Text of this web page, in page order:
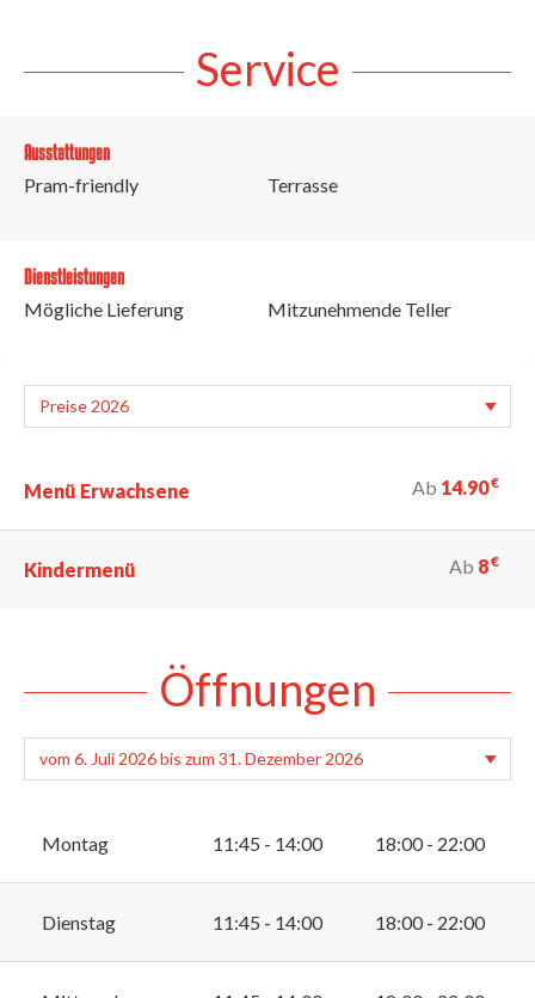
Service
Ausstattungen
Pram-friendly
Terrasse
Dienstleistungen
Mögliche Lieferung
Mitzunehmende Teller
Menü Erwachsene Ab 14.90€
Kindermenü Ab 8€
Öffnungen
Montag 11:45 - 14:00 18:00 - 22:00
Dienstag 11:45 - 14:00 18:00 - 22:00